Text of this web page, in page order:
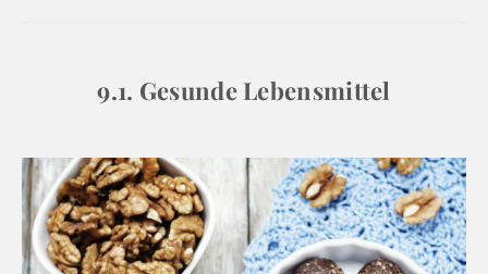
9.1. Gesunde Lebensmittel